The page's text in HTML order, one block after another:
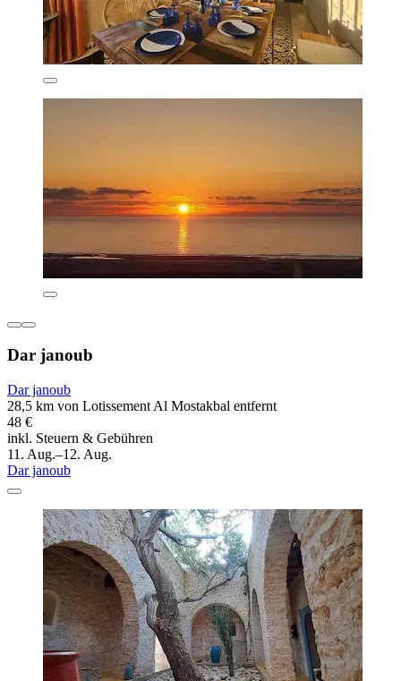
Dar janoub
Dar janoub
28,5 km von Lotissement Al Mostakbal entfernt
48 €
inkl. Steuern & Gebühren
11. Aug.–12. Aug.
Dar janoub